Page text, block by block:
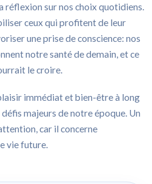
réflexion sur nos choix quotidiens.
ceux qui profitent de leur
une prise de conscience: nos
notre santé de demain, et ce
le croire.
immédiat et bien-être à long
majeurs de notre époque. Un
car il concerne
vie future.